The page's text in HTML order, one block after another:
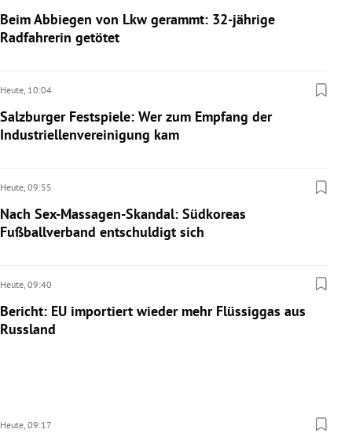
Beim Abbiegen von Lkw gerammt: 32-jährige
Radfahrerin getötet
Heute, 10:04
Salzburger Festspiele: Wer zum Empfang der
Industriellenvereinigung kam
Heute, 09:55
Nach Sex-Massagen-Skandal: Südkoreas
Fußballverband entschuldigt sich
Heute, 09:40
Bericht: EU importiert wieder mehr Flüssiggas aus
Russland
Heute, 09:17